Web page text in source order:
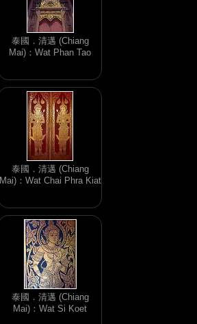
泰國．清邁 (Chiang
Mai)：Wat Phan Tao
泰國．清邁 (Chiang
Mai)：Wat Chai Phra Kiat
泰國．清邁 (Chiang
Mai)：Wat Si Koet